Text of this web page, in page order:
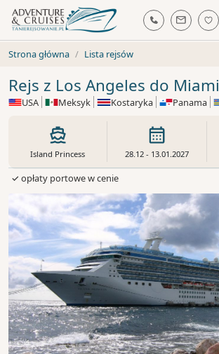
Strona główna Lista rejsów
Rejs z Los Angeles do Miami
USA Meksyk Kostaryka Panama
Island Princess 28.12 - 13.01.2027
✓ opłaty portowe w cenie